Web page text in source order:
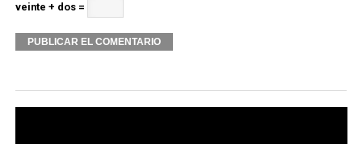
veinte + dos =